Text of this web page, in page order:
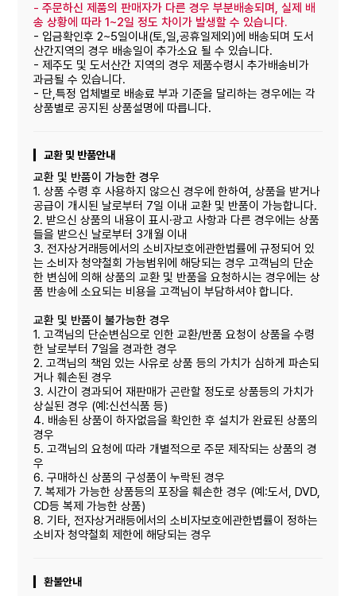
호유당
-주문하신 제품의 판매자가 다른 경우 부분배송되며, 실제 배
송 상황에 따라 1~2일 정도 차이가 발생할 수 있습니다.
- 입금확인후 2~5일이내(토,일,공휴일제외)에 배송되며 도서
산간지역의 경우 배송일이 추가소요 될 수 있습니다.
- 제주도 및 도서산간 지역의 경우 제품수령시 추가배송비가
과금될 수 있습니다.
- 단,특정 업체별로 배송료 부과 기준을 달리하는 경우에는 각
상품별로 공지된 상품설명에 따릅니다.
교환 및 반품안내
교환 및 반품이 가능한 경우
1. 상품 수령 후 사용하지 않으신 경우에 한하여, 상품을 받거나
공급이 개시된 날로부터 7일 이내 교환 및 반품이 가능합니다.
2. 받으신 상품의 내용이 표시·광고 사항과 다른 경우에는 상품
들을 받으신 날로부터 3개월 이내
3. 전자상거래등에서의 소비자보호에관한법률에 규정되어 있
는 소비자 청약철회 가능범위에 해당되는 경우 고객님의 단순
한 변심에 의해 상품의 교환 및 반품을 요청하시는 경우에는 상
품 반송에 소요되는 비용을 고객님이 부담하셔야 합니다.
교환 및 반품이 불가능한 경우
1. 고객님의 단순변심으로 인한 교환/반품 요청이 상품을 수령
한 날로부터 7일을 경과한 경우
2. 고객님의 책임 있는 사유로 상품 등의 가치가 심하게 파손되
거나 훼손된 경우
3. 시간이 경과되어 재판매가 곤란할 정도로 상품등의 가치가
상실된 경우 (예:신선식품 등)
4. 배송된 상품이 하자없음을 확인한 후 설치가 완료된 상품의
경우
5. 고객님의 요청에 따라 개별적으로 주문 제작되는 상품의 경
우
6. 구매하신 상품의 구성품이 누락된 경우
7. 복제가 가능한 상품등의 포장을 훼손한 경우 (예:도서, DVD,
CD등 복제 가능한 상품)
8. 기타, 전자상거래등에서의 소비자보호에관한볍률이 정하는
소비자 청약철회 제한에 해당되는 경우
환불안내